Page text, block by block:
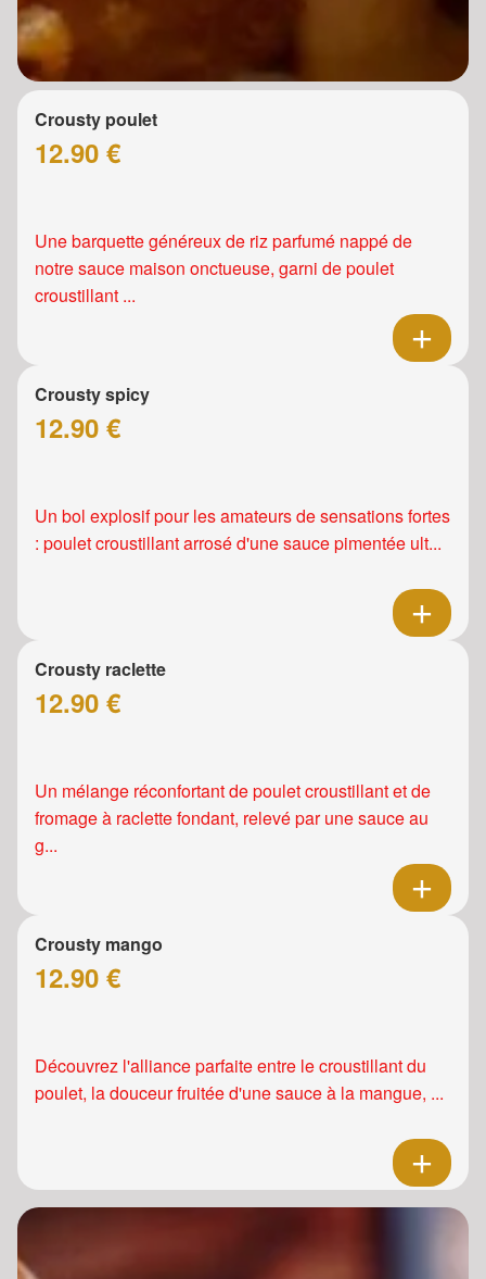
Crousty poulet
12.90 €
Une barquette généreux de riz parfumé nappé de
notre sauce maison onctueuse, garni de poulet
croustillant ...
Crousty spicy
12.90 €
Un bol explosif pour les amateurs de sensations fortes
: poulet croustillant arrosé d'une sauce pimentée ult...
Crousty raclette
12.90 €
Un mélange réconfortant de poulet croustillant et de
fromage à raclette fondant, relevé par une sauce au
g...
Crousty mango
12.90 €
Découvrez l'alliance parfaite entre le croustillant du
poulet, la douceur fruitée d'une sauce à la mangue, ...